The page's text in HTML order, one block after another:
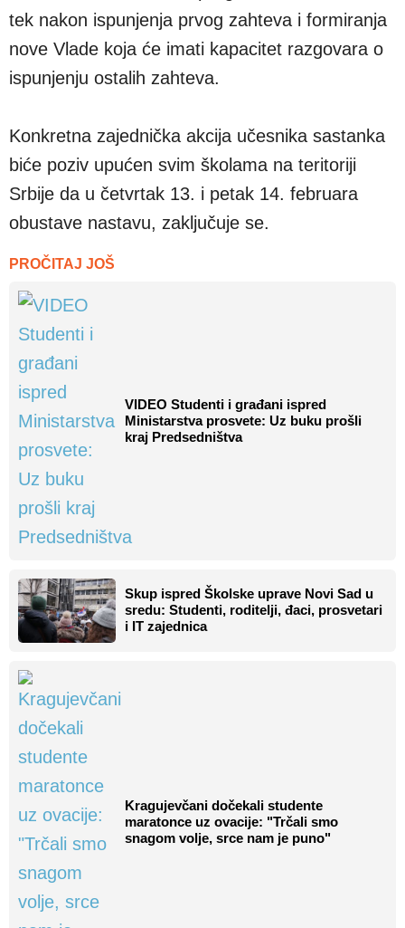
tek nakon ispunjenja prvog zahteva i formiranja
nove Vlade koja će imati kapacitet razgovara o
ispunjenju ostalih zahteva.
Konkretna zajednička akcija učesnika sastanka
biće poziv upućen svim školama na teritoriji
Srbije da u četvrtak 13. i petak 14. februara
obustave nastavu, zaključuje se.
PROČITAJ JOŠ
VIDEO Studenti i građani ispred
Ministarstva prosvete: Uz buku prošli
kraj Predsedništva
Skup ispred Školske uprave Novi Sad u
sredu: Studenti, roditelji, đaci, prosvetari
i IT zajednica
Kragujevčani dočekali studente
maratonce uz ovacije: "Trčali smo
snagom volje, srce nam je puno"